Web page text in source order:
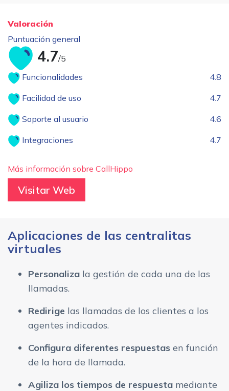
Valoración
Puntuación general
4.7/5
Funcionalidades
4.8
Facilidad de uso 4.7
Soporte al usuario 4.6
Integraciones 4.7
Más información sobre CallHippo
Visitar Web
Aplicaciones de las centralitas
virtuales
Personaliza la gestión de cada una de las
llamadas.
Redirige las llamadas de los clientes a los
agentes indicados.
Configura diferentes respuestas en función
de la hora de llamada.
Agiliza los tiempos de respuesta mediante